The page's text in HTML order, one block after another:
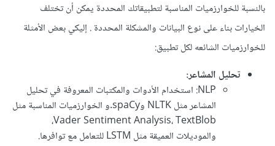
بالنسبة للخوارزميات المناسبة لتطبيقاتك المحددة يمكن أن تختلف
الخيارات بناء على نوع البيانات والمشكلة المحددة . إليكي بعض الأمثلة
للخوارزميات الشائعه لكل تطبيق:
تحليل المشاعر:
NLP: استخدام الأدوات والمكتبات المعروفة في تحليل
المشاعر مثل NLTK وspaCy.و الخوارزميات المناسبة مثل
Vader Sentiment Analysis، TextBlob،
والموديلات العميقة مثل LSTM للتعامل مع توافرها.